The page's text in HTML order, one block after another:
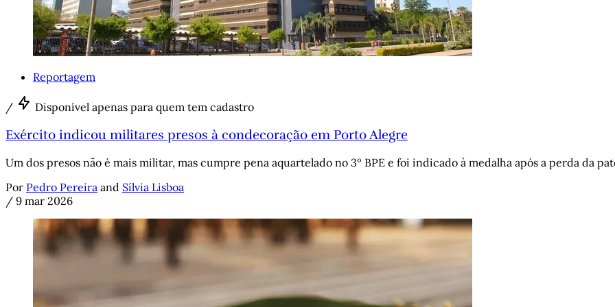
Reportagem
/ Disponível apenas para quem tem cadastro
Exército indicou militares presos à condecoração em Porto Alegre
Um dos presos não é mais militar, mas cumpre pena aquartelado no 3º BPE e foi indicado à medalha após a perda da
Por Pedro Pereira and Sílvia Lisboa
/ 9 mar 2026